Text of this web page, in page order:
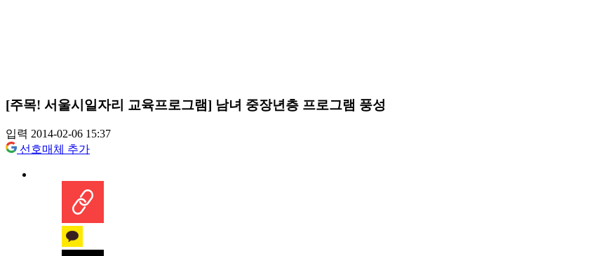
[주목! 서울시일자리 교육프로그램] 남녀 중장년층 프로그램 풍성
입력 2014-02-06 15:37
선호매체 추가